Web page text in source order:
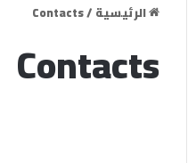
الرئيسية /
Contacts
Contacts